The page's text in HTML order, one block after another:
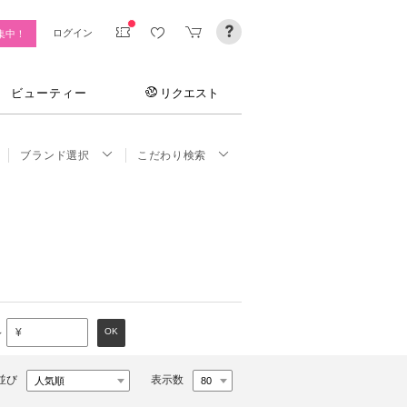
中！ ログイン
ビューティー リクエスト
ブランド選択 こだわり検索
¥ OK
び 表示数